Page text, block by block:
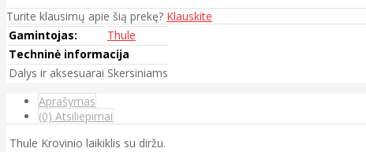
Turite klausimų apie šią prekę? Klauskite
Gamintojas:
Thule
Techninė informacija
Dalys ir aksesuarai Skersiniams
Aprašymas
(0) Atsiliepimai
Thule Krovinio laikiklis su diržu.